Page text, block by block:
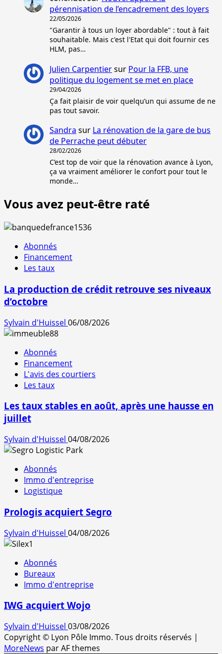
pérennisation de l’encadrement des loyers
22/05/2026
"Garantir à tous un loyer abordable" : tout à fait
souhaitable. Mais c'est l'Etat qui doit fournir ces
HLM, pas…
Julien Carpentiersur Pour la FFB, une
politique du logement se met en place
29/04/2026
Ça fait plaisir de voir quelqu’un qui assume de ne
pas tout savoir.
Sandra sur La rénovation de la gare de bus
de Perrache peut débuter
28/02/2026
C’est top de voir que la rénovation avance à Lyon,
ça va vraiment améliorer le confort pour tout le
monde…
Vous avez peut-être raté
Abonnés
Financement
Les taux
La production de crédit retrouve ses niveaux
d’octobre
Sylvain d'Huissel 06/08/2026
Abonnés
Financement
L'avis des courtiers
Les taux
Les taux stables en août, après une hausse en
juillet
Sylvain d'Huissel 04/08/2026
Abonnés
Immo d'entreprise
Logistique
Prologis acquiert Segro
Sylvain d'Huissel 04/08/2026
Abonnés
Bureaux
Immo d'entreprise
IWG acquiert Wojo
Sylvain d'Huissel 03/08/2026
Copyright © Lyon Pôle Immo. Tous droits réservés |
MoreNews par AF themes